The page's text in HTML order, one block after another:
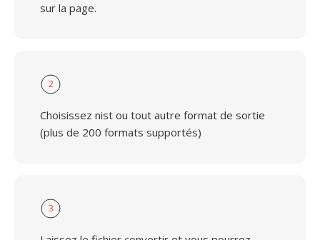
sur la page.
2
Choisissez nist ou tout autre format de sortie
(plus de 200 formats supportés)
3